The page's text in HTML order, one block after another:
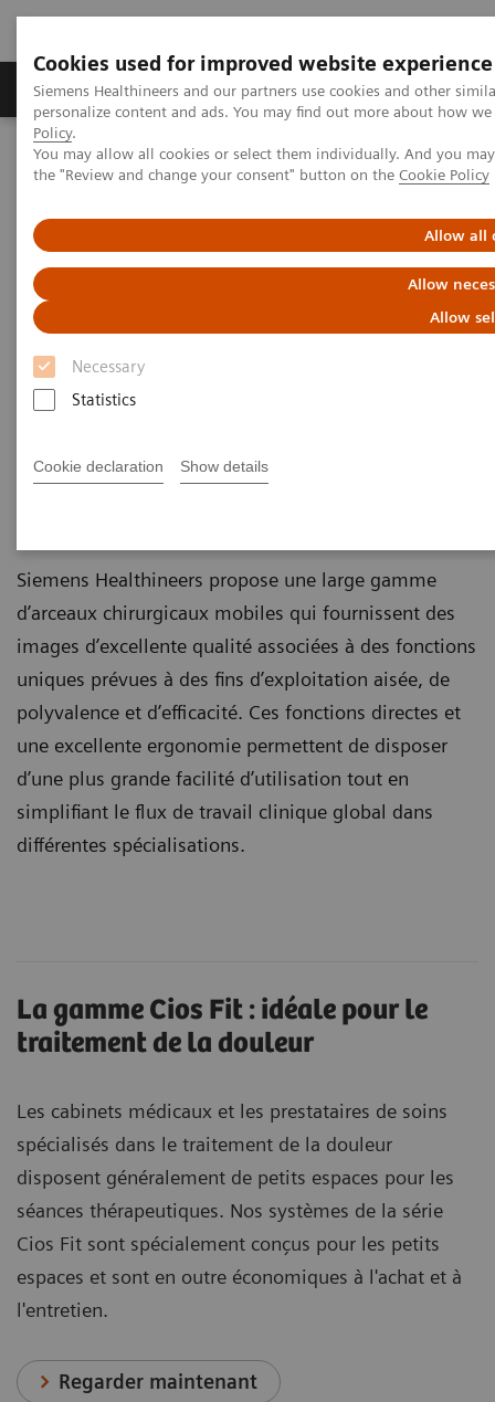
Cookies used for improved website experience
Siemens Healthineers and our partners use cookies and other
personalize content and ads. You may find out more about how
Policy.
You may allow all cookies or select them individually. And you
the "Review and change your consent" button on the Cookie Policy
Allow all
Allow
Allow
Necessary
Statistics
Cookie declaration Show details
Produits & services Domaines cliniques
Home Imagerie médicale Arceaux chirurgicaux mobiles
Siemens Healthineers propose une large gamme
d’arceaux chirurgicaux mobiles qui fournissent des
images d’excellente qualité associées à des fonctions
uniques prévues à des fins d’exploitation aisée, de
polyvalence et d’efficacité. Ces fonctions directes et
une excellente ergonomie permettent de disposer
d’une plus grande facilité d’utilisation tout en
simplifiant le flux de travail clinique global dans
différentes spécialisations.
La gamme Cios Fit : idéale pour le
traitement de la douleur
Les cabinets médicaux et les prestataires de soins
spécialisés dans le traitement de la douleur
disposent généralement de petits espaces pour les
séances thérapeutiques. Nos systèmes de la série
Cios Fit sont spécialement conçus pour les petits
espaces et sont en outre économiques à l'achat et à
l'entretien.
Regarder maintenant